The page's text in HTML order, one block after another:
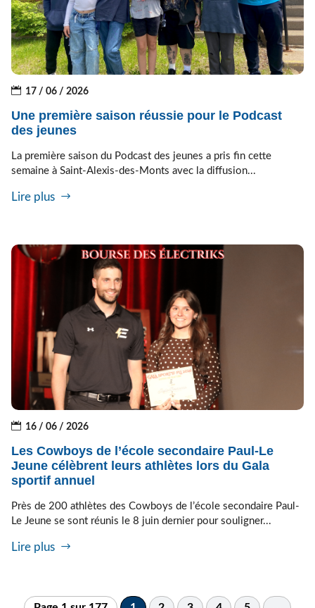
17 / 06 / 2026
Une première saison réussie pour le Podcast
des jeunes
La première saison du Podcast des jeunes a pris fin cette
semaine à Saint-Alexis-des-Monts avec la diffusion...
Lire plus
16 / 06 / 2026
Les Cowboys de l’école secondaire Paul-Le
Jeune célèbrent leurs athlètes lors du Gala
sportif annuel
Près de 200 athlètes des Cowboys de l’école secondaire Paul-
Le Jeune se sont réunis le 8 juin dernier pour souligner...
Lire plus